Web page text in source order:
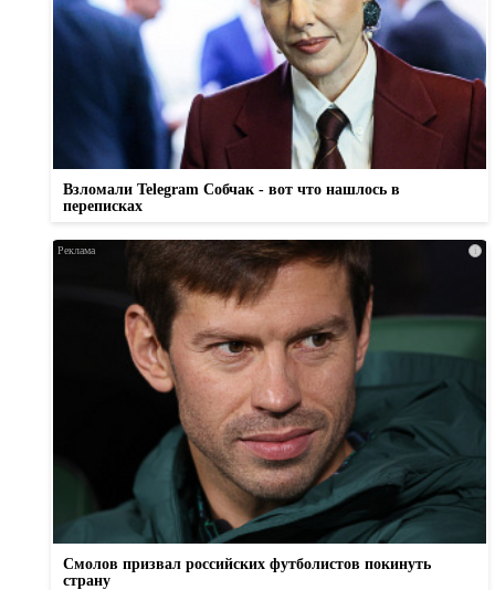
Взломали Telegram Собчак - вот что нашлось в
переписках
i
Смолов призвал российских футболистов покинуть
страну